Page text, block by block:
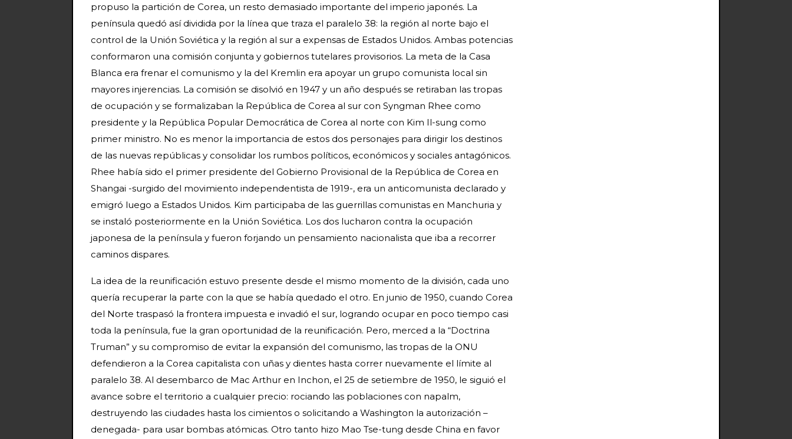
propuso la partición de Corea, un resto demasiado importante del imperio japonés. La
península quedó así dividida por la línea que traza el paralelo 38: la región al norte bajo el
control de la Unión Soviética y la región al sur a expensas de Estados Unidos. Ambas potencias
conformaron una comisión conjunta y gobiernos tutelares provisorios. La meta de la Casa
Blanca era frenar el comunismo y la del Kremlin era apoyar un grupo comunista local sin
mayores injerencias. La comisión se disolvió en 1947 y un año después se retiraban las tropas
de ocupación y se formalizaban la República de Corea al sur con Syngman Rhee como
presidente y la República Popular Democrática de Corea al norte con Kim Il-sung como
primer ministro. No es menor la importancia de estos dos personajes para dirigir los destinos
de las nuevas repúblicas y consolidar los rumbos políticos, económicos y sociales antagónicos.
Rhee había sido el primer presidente del Gobierno Provisional de la República de Corea en
Shangai -surgido del movimiento independentista de 1919-, era un anticomunista declarado y
emigró luego a Estados Unidos. Kim participaba de las guerrillas comunistas en Manchuria y
se instaló posteriormente en la Unión Soviética. Los dos lucharon contra la ocupación
japonesa de la península y fueron forjando un pensamiento nacionalista que iba a recorrer
caminos dispares.
La idea de la reunificación estuvo presente desde el mismo momento de la división, cada uno
quería recuperar la parte con la que se había quedado el otro. En junio de 1950, cuando Corea
del Norte traspasó la frontera impuesta e invadió el sur, logrando ocupar en poco tiempo casi
toda la península, fue la gran oportunidad de la reunificación. Pero, merced a la “Doctrina
Truman” y su compromiso de evitar la expansión del comunismo, las tropas de la ONU
defendieron a la Corea capitalista con uñas y dientes hasta correr nuevamente el límite al
paralelo 38. Al desembarco de Mac Arthur en Inchon, el 25 de setiembre de 1950, le siguió el
avance sobre el territorio a cualquier precio: rociando las poblaciones con napalm,
destruyendo las ciudades hasta los cimientos o solicitando a Washington la autorización –
denegada- para usar bombas atómicas. Otro tanto hizo Mao Tse-tung desde China en favor